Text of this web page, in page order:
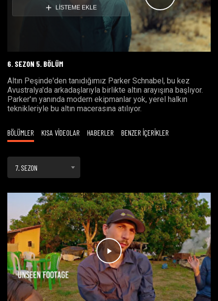
Videoyu
Oynat
LİSTEME EKLE
6. SEZON 5. BÖLÜM
Altın Peşinde'den tanıdığımız Parker Schnabel, bu kez
Avustralya'da arkadaşlarıyla birlikte altın arayışına başlıyor.
Parker'ın yanında modern ekipmanlar yok, yerel halkın
teknikleriyle bu altın macerasına atılıyor.
BÖLÜMLER KISA VİDEOLAR HABERLER BENZER İÇERİKLER
7. SEZON